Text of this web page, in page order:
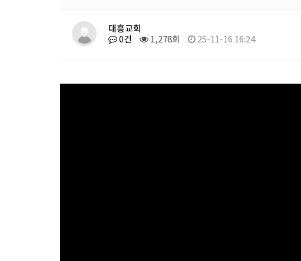
대흥교회
0건
1,278회 25-11-16 16:24